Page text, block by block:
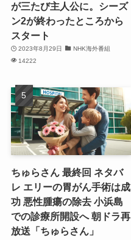
が三たび主人公に。シーズ
ン2が終わったところから
スタート
2023年8月29日
NHK海外番組
14222
ちゅらさん 最終回 ネタバ
レ エリーの胃がん手術は成
功 悪性腫瘍の除去 小浜島
での診療所開設へ 朝ドラ再
放送「ちゅらさん」